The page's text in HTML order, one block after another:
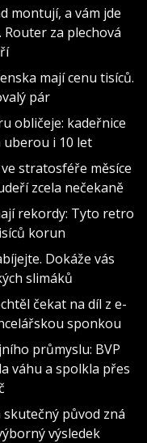
montují, a vám jde
Router za plechová
mají cenu tisíců.
pár
obličeje: kadeřnice
i 10 let
stratosféře měsíce
zcela nečekaně
rekordy: Tyto retro
korun
Dokáže vás
slimáků
čekat na díl z e-
sponkou
průmyslu: BVP
váhu a spolkla přes
skutečný původ zná
výsledek